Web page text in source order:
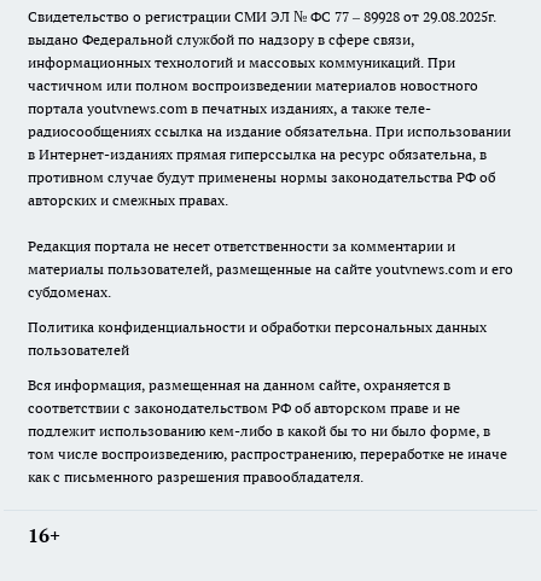
Свидетельство о регистрации СМИ ЭЛ № ФС 77 – 89928 от 29.08.2025г.
выдано Федеральной службой по надзору в сфере связи,
информационных технологий и массовых коммуникаций. При
частичном или полном воспроизведении материалов новостного
портала youtvnews.com в печатных изданиях, а также теле-
радиосообщениях ссылка на издание обязательна. При использовании
в Интернет-изданиях прямая гиперссылка на ресурс обязательна, в
противном случае будут применены нормы законодательства РФ об
авторских и смежных правах.
Редакция портала не несет ответственности за комментарии и
материалы пользователей, размещенные на сайте youtvnews.com и его
субдоменах.
Политика конфиденциальности и обработки персональных данных
пользователей
Вся информация, размещенная на данном сайте, охраняется в
соответствии с законодательством РФ об авторском праве и не
подлежит использованию кем-либо в какой бы то ни было форме, в
том числе воспроизведению, распространению, переработке не иначе
как с письменного разрешения правообладателя.
16+